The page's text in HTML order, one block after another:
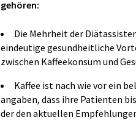
gehören:
Die Mehrheit der
eindeutige gesundheitliche
zwischen Kaffeekonsum und
Kaffee ist nach wie vor ein
angaben, dass ihre Patienten
der den aktuellen